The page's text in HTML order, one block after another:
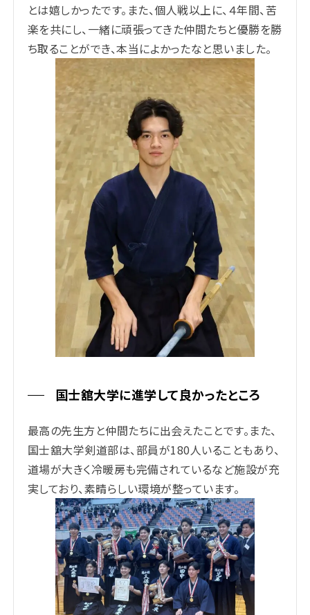
とは嬉しかったです。また、個人戦以上に、４年間、苦
楽を共にし、一緒に頑張ってきた仲間たちと優勝を勝
ち取ることができ、本当によかったなと思いました。
国士舘大学に進学して良かったところ
最高の先生方と仲間たちに出会えたことです。また、
国士舘大学剣道部は、部員が180人いることもあり、
道場が大きく冷暖房も完備されているなど施設が充
実しており、素晴らしい環境が整っています。